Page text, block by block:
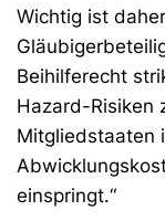
Wichtig ist
Beihilferecht
Hazard-Risiken
Mitgliedstaaten
einspringt.“